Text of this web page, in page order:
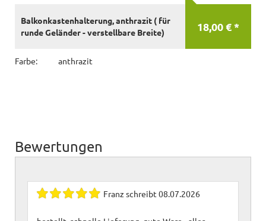
18,00 € *
Balkonkastenhalterung, anthrazit ( für
runde Geländer - verstellbare Breite)
Farbe: anthrazit
Bewertungen
Franz schreibt 08.07.2026